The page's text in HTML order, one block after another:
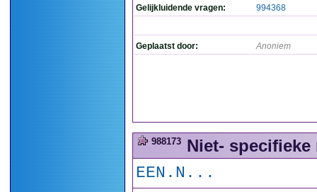
Gelijkluidende vragen:
994368
Geplaatst door: Anoniem
988173 Niet- specifieke
EEN.N...